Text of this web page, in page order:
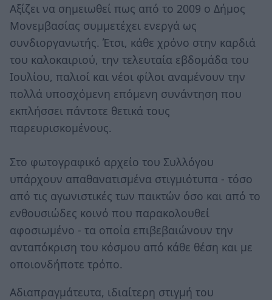
Αξίζει να σημειωθεί πως από το 2009 ο Δήμος
Μονεμβασίας συμμετέχει ενεργά ως
συνδιοργανωτής. Έτσι, κάθε χρόνο στην καρδιά
του καλοκαιριού, την τελευταία εβδομάδα του
Ιουλίου, παλιοί και νέοι φίλοι αναμένουν την
πολλά υποσχόμενη επόμενη συνάντηση που
εκπλήσσει πάντοτε θετικά τους
παρευρισκομένους.
Στο φωτογραφικό αρχείο του Συλλόγου
υπάρχουν απαθανατισμένα στιγμιότυπα - τόσο
από τις αγωνιστικές των παικτών όσο και από το
ενθουσιώδες κοινό που παρακολουθεί
αφοσιωμένο - τα οποία επιβεβαιώνουν την
ανταπόκριση του κόσμου από κάθε θέση και με
οποιονδήποτε τρόπο.
Αδιαπραγμάτευτα, ιδιαίτερη στιγμή του